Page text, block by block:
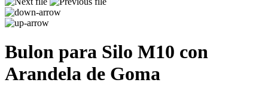
Bulon para Silo M10 con
Arandela de Goma